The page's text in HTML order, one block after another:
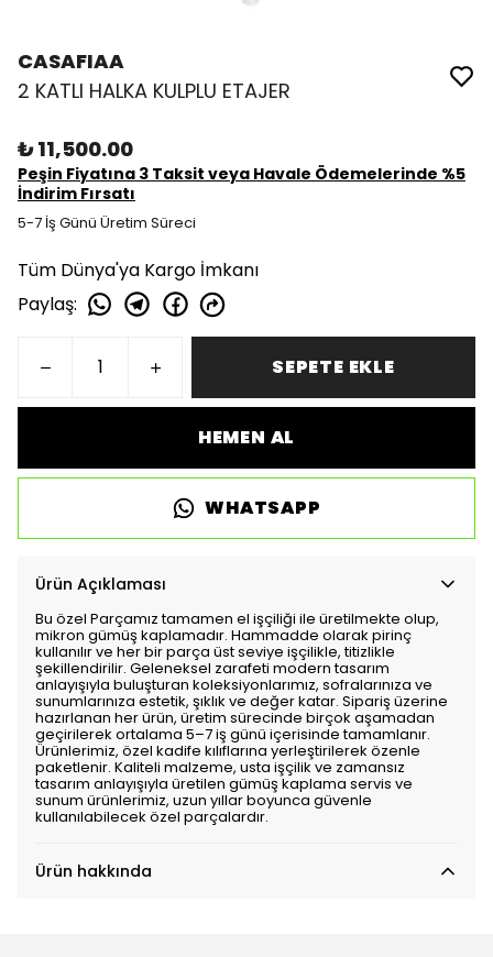
CASAFIAA
2 KATLI HALKA KULPLU ETAJER
₺ 11,500.00
Peşin Fiyatına 3 Taksit veya Havale Ödemelerinde %5
İndirim Fırsatı
5-7 İş Günü Üretim Süreci
Tüm Dünya'ya Kargo İmkanı
Paylaş:
SEPETE EKLE
HEMEN AL
WHATSAPP
Ürün Açıklaması
Bu özel Parçamız tamamen el işçiliği ile üretilmekte olup,
mikron gümüş kaplamadır. Hammadde olarak pirinç
kullanılır ve her bir parça üst seviye işçilikle, titizlikle
şekillendirilir. Geleneksel zarafeti modern tasarım
anlayışıyla buluşturan koleksiyonlarımız, sofralarınıza ve
sunumlarınıza estetik, şıklık ve değer katar. Sipariş üzerine
hazırlanan her ürün, üretim sürecinde birçok aşamadan
geçirilerek ortalama 5–7 iş günü içerisinde tamamlanır.
Ürünlerimiz, özel kadife kılıflarına yerleştirilerek özenle
paketlenir. Kaliteli malzeme, usta işçilik ve zamansız
tasarım anlayışıyla üretilen gümüş kaplama servis ve
sunum ürünlerimiz, uzun yıllar boyunca güvenle
kullanılabilecek özel parçalardır.
Ürün hakkında